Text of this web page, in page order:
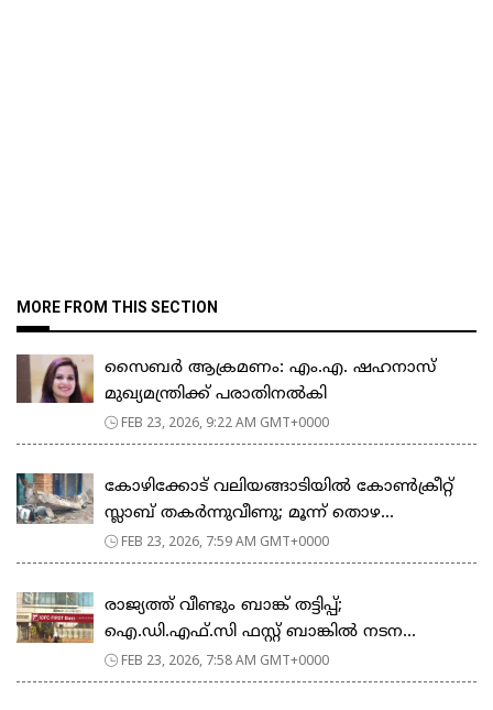
MORE FROM THIS SECTION
സൈബർ ആക്രമണം: എം.എ. ഷഹനാസ്
മുഖ്യമന്ത്രിക്ക് പരാതിനൽകി
FEB 23, 2026, 9:22 AM GMT+0000
കോഴിക്കോട് വലിയങ്ങാടിയിൽ കോൺക്രീറ്റ്
സ്ലാബ് തകർന്നുവീണു; മൂന്ന് തൊഴ...
FEB 23, 2026, 7:59 AM GMT+0000
രാജ്യത്ത് വീണ്ടും ബാങ്ക് തട്ടിപ്പ്;
ഐ.ഡി.എഫ്.സി ഫസ്റ്റ് ബാങ്കിൽ നടന...
FEB 23, 2026, 7:58 AM GMT+0000